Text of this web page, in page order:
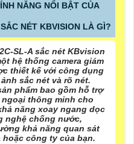
NĂNG NỔI BẬT CỦA
NÉT KBVISION LÀ GÌ?
SL-A sắc nét KBvision
hệ thống camera giám
thiết kế với công dụng
sắc nét và rõ nét.
phẩm bao gồm hỗ trợ
thông minh cho
năng xoay ngang dọc
nghệ chống nước,
khả năng quan sát
công ty của bạn.